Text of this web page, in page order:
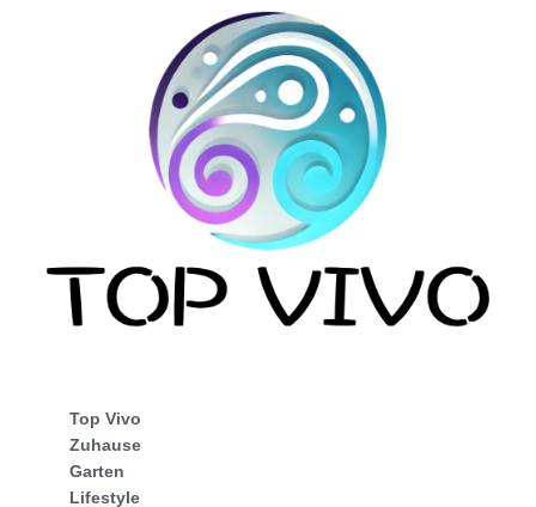
Top Vivo
Zuhause
Garten
Lifestyle